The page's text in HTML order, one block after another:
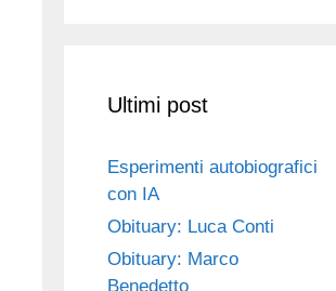
Ultimi post
Esperimenti autobiografici
con IA
Obituary: Luca Conti
Obituary: Marco
Benedetto